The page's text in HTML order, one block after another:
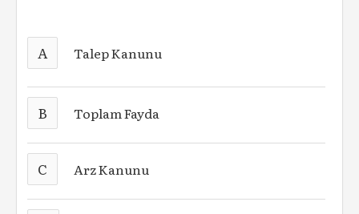
A Talep Kanunu
B Toplam Fayda
C Arz Kanunu